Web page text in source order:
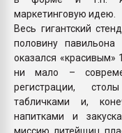
маркетинговую идею.
Весь гигантский
половину
оказался «красивым»
ни мало –
регистрации,
табличками и,
напитками и
миссию литейщиц